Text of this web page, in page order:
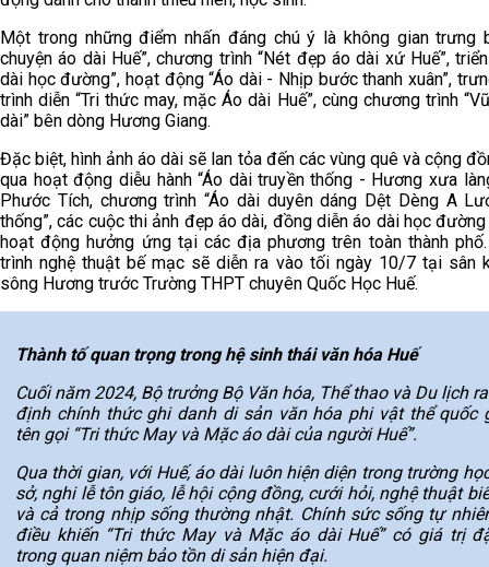
Một trong những điểm nhấn đáng chú ý là không gian trưng
chuyện áo dài Huế”, chương trình “Nét đẹp áo dài xứ Huế”,
dài học đường”, hoạt động “Áo dài - Nhịp bước thanh xuân”,
trình diễn “Tri thức may, mặc Áo dài Huế”, cùng chương trình
dài” bên dòng Hương Giang.
Đặc biệt, hình ảnh áo dài sẽ lan tỏa đến các vùng quê và cộng
qua hoạt động diễu hành “Áo dài truyền thống - Hương xưa
Phước Tích, chương trình “Áo dài duyên dáng Dệt Dèng A
thống”, các cuộc thi ảnh đẹp áo dài, đồng diễn áo dài học đường
hoạt động hưởng ứng tại các địa phương trên toàn thành
trình nghệ thuật bế mạc sẽ diễn ra vào tối ngày 10/7 tại sân
sông Hương trước Trường THPT chuyên Quốc Học Huế.
Thành tố quan trọng trong hệ sinh thái văn hóa Huế
Cuối năm 2024, Bộ trưởng Bộ Văn hóa, Thể thao và Du lịch
định chính thức ghi danh di sản văn hóa phi vật thể quốc
tên gọi “Tri thức May và Mặc áo dài của người Huế”.
Qua thời gian, với Huế, áo dài luôn hiện diện trong trường
sở, nghi lễ tôn giáo, lễ hội cộng đồng, cưới hỏi, nghệ thuật
và cả trong nhịp sống thường nhật. Chính sức sống tự
điều khiến “Tri thức May và Mặc áo dài Huế” có giá trị
trong quan niệm bảo tồn di sản hiện đại.